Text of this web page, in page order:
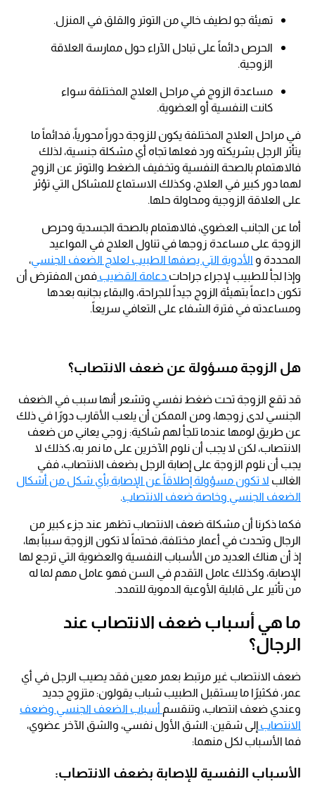
تهيئة جو لطيف خالي من التوتر والقلق في المنزل.
الحرص دائماً على تبادل الآراء حول ممارسة العلاقة
الزوجية.
مساعدة الزوج في مراحل العلاج المختلفة سواء
كانت النفسية أو العضوية.
في مراحل العلاج المختلفة يكون للزوجة دوراً محورياً، فدائماً ما
يتأثر الرجل بشريكته ورد فعلها تجاه أي مشكلة جنسية، لذلك
فالاهتمام بالصحة النفسية وتخفيف الضغط والتوتر عن الزوج
لهما دور كبير في العلاج، وكذلك الاستماع للمشاكل التي تؤثر
على العلاقة الزوجية ومحاولة حلها.
أما عن الجانب العضوي، فالاهتمام بالصحة الجسدية وحرص
الزوجة على مساعدة زوجها في تناول العلاج في المواعيد
المحددة و الأدوية التي يصفها الطبيب لعلاج الضعف الجنسي،
وإذا لجأ للطبيب لإجراء جراحات دعامة القضيب فمن المفترض أن
تكون داعماً بتهيئة الزوج جيداً للجراحة، والبقاء بجانبه بعدها
ومساعدته في فترة الشفاء على التعافي سريعاً.
هل الزوجة مسؤولة عن ضعف الانتصاب؟
قد تقع الزوجة تحت ضغط نفسي وتشعر أنها سبب في الضعف
الجنسي لدى زوجها، ومن الممكن أن يلعب الأقارب دورًا في ذلك
عن طريق لومها عندما تلجأ لهم شاكية: زوجي يعاني من ضعف
الانتصاب، لكن لا يجب أن نلوم الآخرين على ما نمر به، كذلك لا
يجب أن نلوم الزوجة على إصابة الرجل بضعف الانتصاب، ففي
الغالب لا تكون مسؤولة إطلاقاً عن الإصابة بأي شكل من أشكال
الضعف الجنسي وخاصة ضعف الانتصاب.
فكما ذكرنا أن مشكلة ضعف الانتصاب تظهر عند جزء كبير من
الرجال وتحدث في أعمار مختلفة، فحتماً لا تكون الزوجة سبباً بها،
إذ أن هناك العديد من الأسباب النفسية والعضوية التي ترجع لها
الإصابة، وكذلك عامل التقدم في السن فهو عامل مهم لما له
من تأثير على قابلية الأوعية الدموية للتمدد.
ما هي أسباب ضعف الانتصاب عند
الرجال؟
ضعف الانتصاب غير مرتبط بعمر معين فقد يصيب الرجل في أي
عمر، فكثيرًا ما يستقبل الطبيب شباب يقولون: متزوج جديد
وعندي ضعف انتصاب، وتنقسم أسباب الضعف الجنسي وضعف
الانتصاب إلى شقين: الشق الأول نفسي، والشق الآخر عضوي،
فما الأسباب لكل منهما:
الأسباب النفسية للإصابة بضعف الانتصاب: